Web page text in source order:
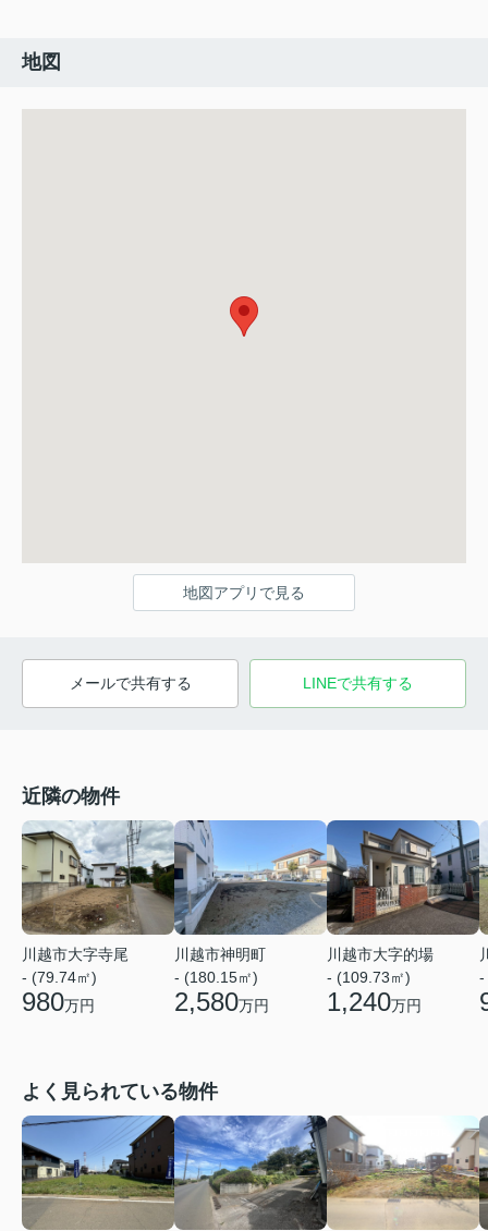
地図
地図アプリで見る
メールで共有する LINEで共有する
近隣の物件
川越市大字寺尾
- (79.74㎡)
980万円
川越市神明町
- (180.15㎡)
2,580万円
川越市大字的場
- (109.73㎡)
1,240万円
-
よく見られている物件